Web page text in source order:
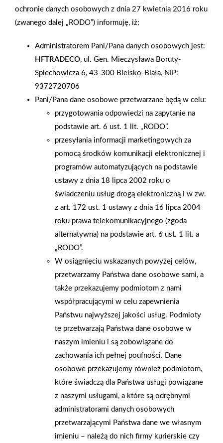
2008-12-17
w licytacji "Choinka pod
choinkę"
w Płocku
Opaski odblaskowe dla
uczniów I klas szkół
podstawowych
Kenpol
ochronie danych osobowych z dnia 27 kwietnia 2016 roku
(zwanego dalej „RODO”) informuję, iż:
Administratorem Pani/Pana danych osobowych jest:
HFTRADECO, ul. Gen. Mieczysława Boruty-
Spiechowicza 6, 43-300 Bielsko-Biała, NIP:
9372720706
Pani/Pana dane osobowe przetwarzane będą w celu:
przygotowania odpowiedzi na zapytanie na
podstawie art. 6 ust. 1 lit. „RODO”.
przesyłania informacji marketingowych za
pomocą środków komunikacji elektronicznej i
programów automatyzujących na podstawie
ustawy z dnia 18 lipca 2002 roku o
świadczeniu usług drogą elektroniczną i w zw.
z art. 172 ust. 1 ustawy z dnia 16 lipca 2004
roku prawa telekomunikacyjnego (zgoda
alternatywna) na podstawie art. 6 ust. 1 lit. a
„RODO”.
W osiągnięciu wskazanych powyżej celów,
przetwarzamy Państwa dane osobowe sami, a
także przekazujemy podmiotom z nami
współpracującymi w celu zapewnienia
Państwu najwyższej jakości usług. Podmioty
te przetwarzają Państwa dane osobowe w
naszym imieniu i są zobowiązane do
zachowania ich pełnej poufności. Dane
osobowe przekazujemy również podmiotom,
które świadczą dla Państwa usługi powiązane
z naszymi usługami, a które są odrębnymi
administratorami danych osobowych
przetwarzającymi Państwa dane we własnym
imieniu – należą do nich firmy kurierskie czy